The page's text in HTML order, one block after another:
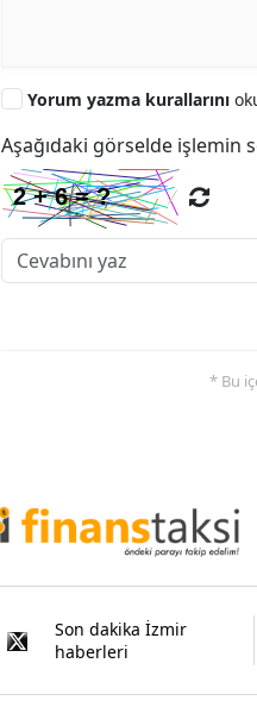
Yorum yazma kurallarını
Aşağıdaki görselde işlemin
* Bu
Son dakika İzmir
haberleri